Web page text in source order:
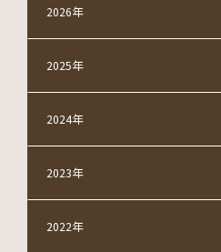
2026年
2025年
2024年
2023年
2022年